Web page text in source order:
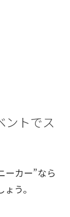
ントでス
ーカー”なら
う。